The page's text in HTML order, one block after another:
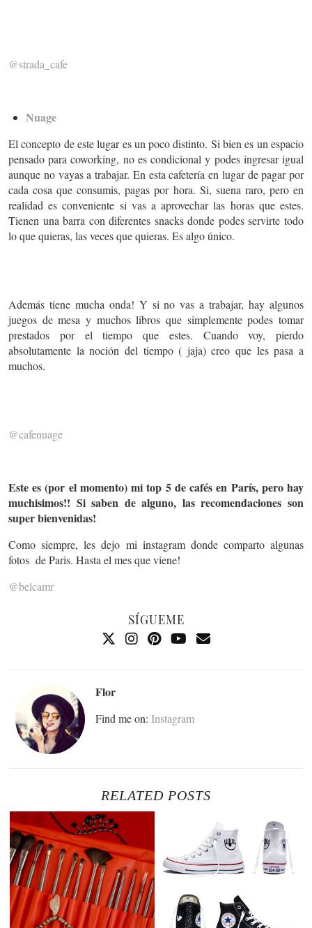
@strada_cafe
Nuage
El concepto de este lugar es un poco distinto. Si bien es un espacio
pensado para coworking, no es condicional y podes ingresar igual
aunque no vayas a trabajar. En esta cafetería en lugar de pagar por
cada cosa que consumis, pagas por hora. Si, suena raro, pero en
realidad es conveniente si vas a aprovechar las horas que estes.
Tienen una barra con diferentes snacks donde podes servirte todo
lo que quieras, las veces que quieras. Es algo único.
Además tiene mucha onda! Y si no vas a trabajar, hay algunos
juegos de mesa y muchos libros que simplemente podes tomar
prestados por el tiempo que estes. Cuando voy, pierdo
absolutamente la noción del tiempo ( jaja) creo que les pasa a
muchos.
@cafenuage
Este es (por el momento) mi top 5 de cafés en París, pero hay
muchisimos!! Si saben de alguno, las recomendaciones son
super bienvenidas!
Como siempre, les dejo mi instagram donde comparto algunas
fotos de Paris. Hasta el mes que viene!
@belcamr
SÍGUEME
Flor
Find me on: Instagram
RELATED POSTS